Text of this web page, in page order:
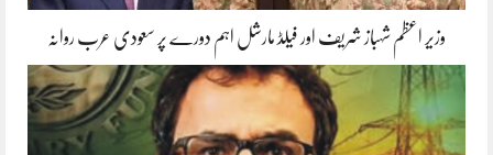
وزیر اعظم شہباز شریف اور فیلڈ مارشل اہم دورے پر سعودی عرب روانہ